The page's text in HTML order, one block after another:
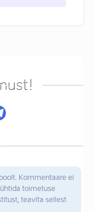
Kommentaare ei
toimetuse
teavita sellest